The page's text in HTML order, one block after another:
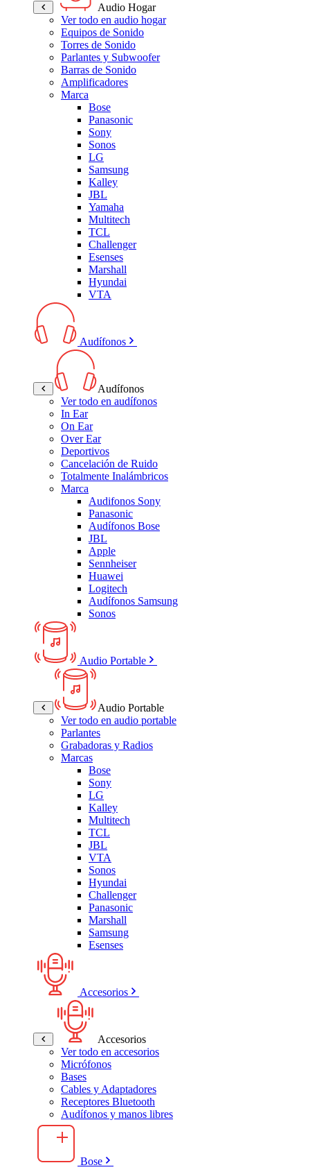
Audio Hogar
Ver todo en audio hogar
Equipos de Sonido
Torres de Sonido
Parlantes y Subwoofer
Barras de Sonido
Amplificadores
Marca
Bose
Panasonic
Sony
Sonos
LG
Samsung
Kalley
JBL
Yamaha
Multitech
TCL
Challenger
Esenses
Marshall
Hyundai
VTA
Audífonos
Audífonos
Ver todo en audífonos
In Ear
On Ear
Over Ear
Deportivos
Cancelación de Ruido
Totalmente Inalámbricos
Marca
Audifonos Sony
Panasonic
Audífonos Bose
JBL
Apple
Sennheiser
Huawei
Logitech
Audífonos Samsung
Sonos
Audio Portable
Audio Portable
Ver todo en audio portable
Parlantes
Grabadoras y Radios
Marcas
Bose
Sony
LG
Kalley
Multitech
TCL
JBL
VTA
Sonos
Hyundai
Challenger
Panasonic
Marshall
Samsung
Esenses
Accesorios
Accesorios
Ver todo en accesorios
Micrófonos
Bases
Cables y Adaptadores
Receptores Bluetooth
Audífonos y manos libres
Bose